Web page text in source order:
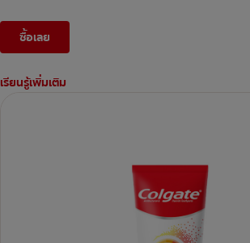
ซื้อเลย
เรียนรู้เพิ่มเติม